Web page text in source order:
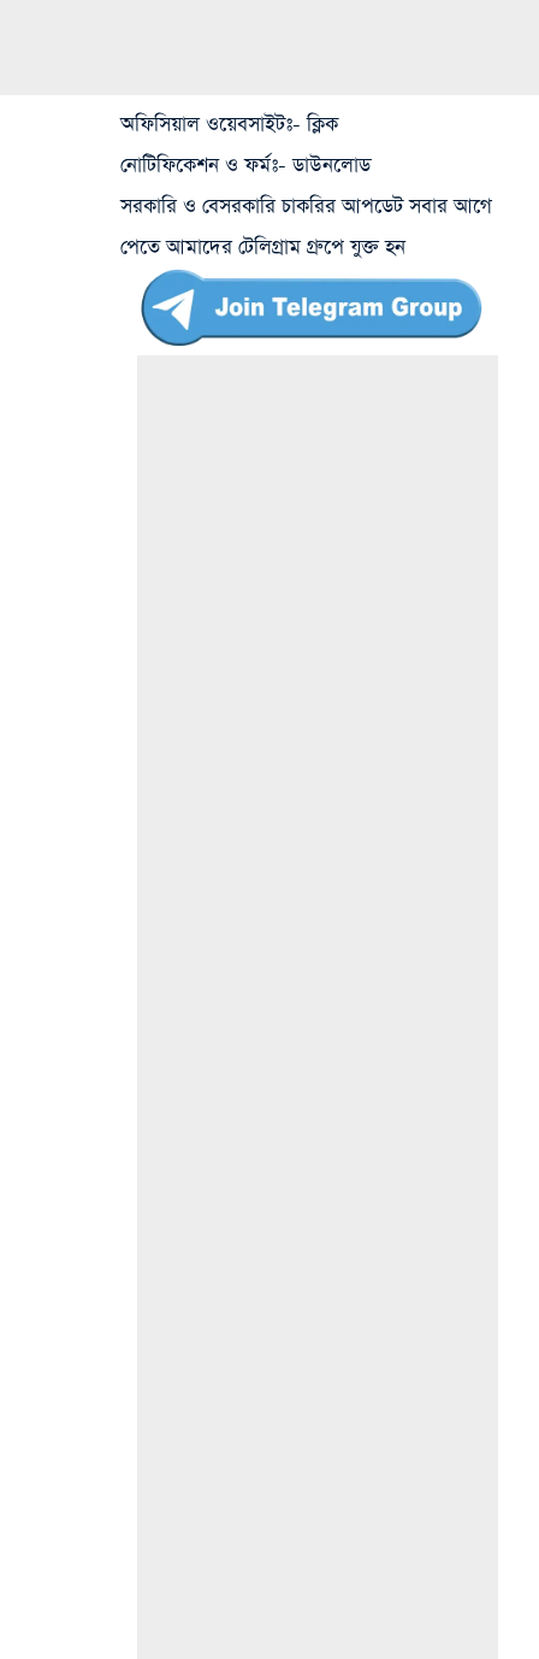
অফিসিয়াল ওয়েবসাইটঃ- ক্লিক
নোটিফিকেশন ও ফর্মঃ- ডাউনলোড
সরকারি ও বেসরকারি চাকরির আপডেট সবার আগে
পেতে আমাদের টেলিগ্রাম গ্রুপে যুক্ত হন